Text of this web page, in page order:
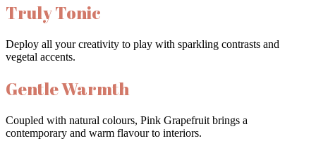
Truly Tonic
Deploy all your creativity to play with sparkling contrasts and
vegetal accents.
Gentle Warmth
Coupled with natural colours, Pink Grapefruit brings a
contemporary and warm flavour to interiors.